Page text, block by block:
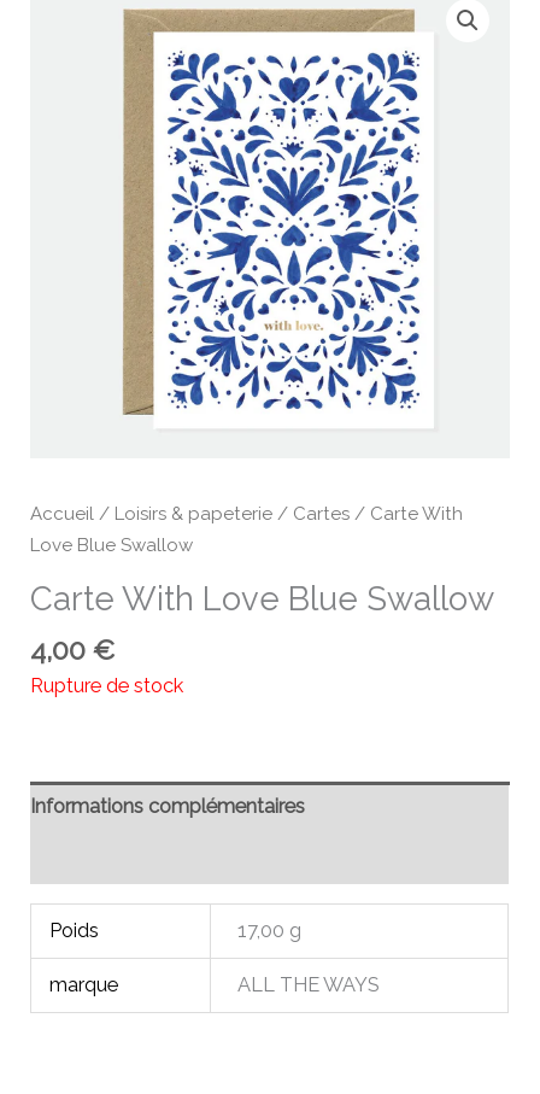
Accueil / Loisirs & papeterie / Cartes / Carte With
Love Blue Swallow
Carte With Love Blue Swallow
4,00€
Rupture de stock
Informations complémentaires
Poids 17,00 g
marque ALL THE WAYS